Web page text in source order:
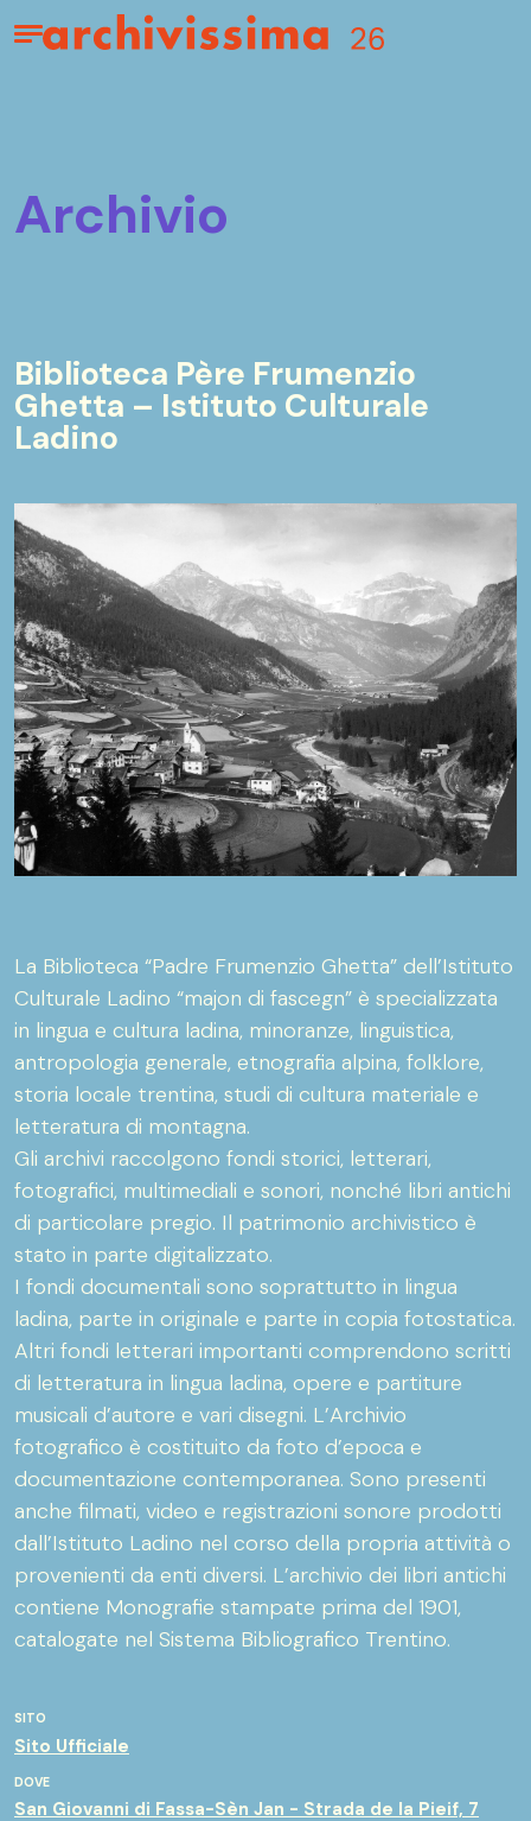
Home page
Apri il menu
archivio
Biblioteca Père Frumenzio
Ghetta – Istituto Culturale
Ladino
SITO
Sito Ufficiale
DOVE
San Giovanni di Fassa-Sèn Jan - Strada de la Pieif, 7
La Biblioteca “Padre Frumenzio Ghetta” dell’Istituto
Culturale Ladino “majon di fascegn” è specializzata
in lingua e cultura ladina, minoranze, linguistica,
antropologia generale, etnografia alpina, folklore,
storia locale trentina, studi di cultura materiale e
letteratura di montagna.
Gli archivi raccolgono fondi storici, letterari,
fotografici, multimediali e sonori, nonché libri antichi
di particolare pregio. Il patrimonio archivistico è
stato in parte digitalizzato.
I fondi documentali sono soprattutto in lingua
ladina, parte in originale e parte in copia fotostatica.
Altri fondi letterari importanti comprendono scritti
di letteratura in lingua ladina, opere e partiture
musicali d’autore e vari disegni. L’Archivio
fotografico è costituito da foto d’epoca e
documentazione contemporanea. Sono presenti
anche filmati, video e registrazioni sonore prodotti
dall’Istituto Ladino nel corso della propria attività o
provenienti da enti diversi. L’archivio dei libri antichi
contiene Monografie stampate prima del 1901,
catalogate nel Sistema Bibliografico Trentino.